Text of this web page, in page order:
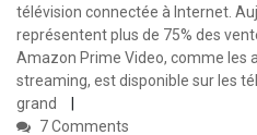
télévision connectée à Internet.
représentent plus de 75% des
Amazon Prime Video, comme les
streaming, est disponible sur les
grand
7 Comments